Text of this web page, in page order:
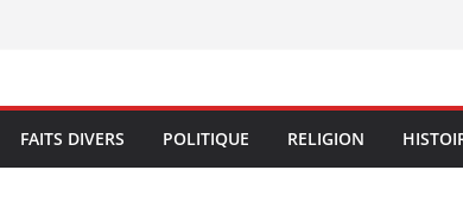
FAITS DIVERS POLITIQUE RELIGION